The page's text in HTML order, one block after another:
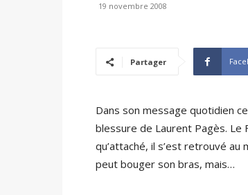
19 novembre 2008
Partager
Dans son message quotidien
blessure de Laurent Pagès. Le
qu’attaché, il s’est retrouvé
peut bouger son bras, mais…